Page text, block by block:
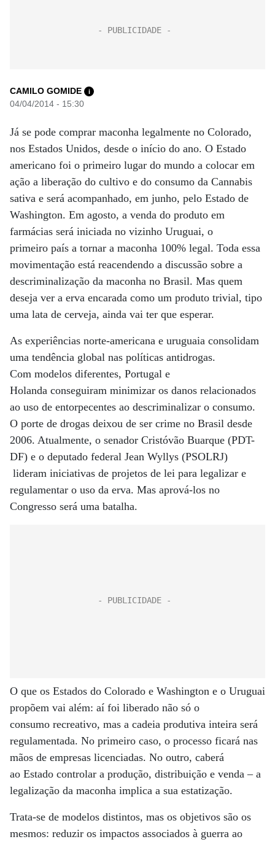
CAMILO GOMIDE i
04/04/2014 - 15:30
Já se pode comprar maconha legalmente no Colorado,
nos Estados Unidos, desde o início do ano. O Estado
americano foi o primeiro lugar do mundo a colocar em
ação a liberação do cultivo e do consumo da Cannabis
sativa e será acompanhado, em junho, pelo Estado de
Washington. Em agosto, a venda do produto em
farmácias será iniciada no vizinho Uruguai, o
primeiro país a tornar a maconha 100% legal. Toda essa
movimentação está reacendendo a discussão sobre a
descriminalização da maconha no Brasil. Mas quem
deseja ver a erva encarada como um produto trivial, tipo
uma lata de cerveja, ainda vai ter que esperar.
As experiências norte-americana e uruguaia consolidam
uma tendência global nas políticas antidrogas.
Com modelos diferentes, Portugal e
Holanda conseguiram minimizar os danos relacionados
ao uso de entorpecentes ao descriminalizar o consumo.
O porte de drogas deixou de ser crime no Brasil desde
2006. Atualmente, o senador Cristóvão Buarque (PDT-
DF) e o deputado federal Jean Wyllys (PSOLRJ)
lideram iniciativas de projetos de lei para legalizar e
regulamentar o uso da erva. Mas aprová-los no
Congresso será uma batalha.
O que os Estados do Colorado e Washington e o Uruguai
propõem vai além: aí foi liberado não só o
consumo recreativo, mas a cadeia produtiva inteira será
regulamentada. No primeiro caso, o processo ficará nas
mãos de empresas licenciadas. No outro, caberá
ao Estado controlar a produção, distribuição e venda – a
legalização da maconha implica a sua estatização.
Trata-se de modelos distintos, mas os objetivos são os
mesmos: reduzir os impactos associados à guerra ao